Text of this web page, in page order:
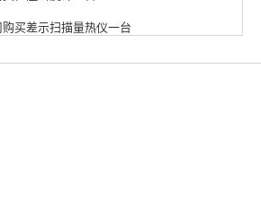
买差示扫描量热仪一台